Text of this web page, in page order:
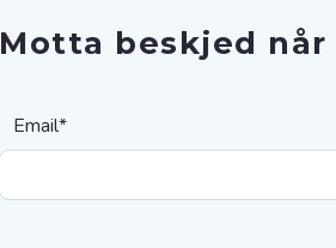
Motta beskjed
Email*